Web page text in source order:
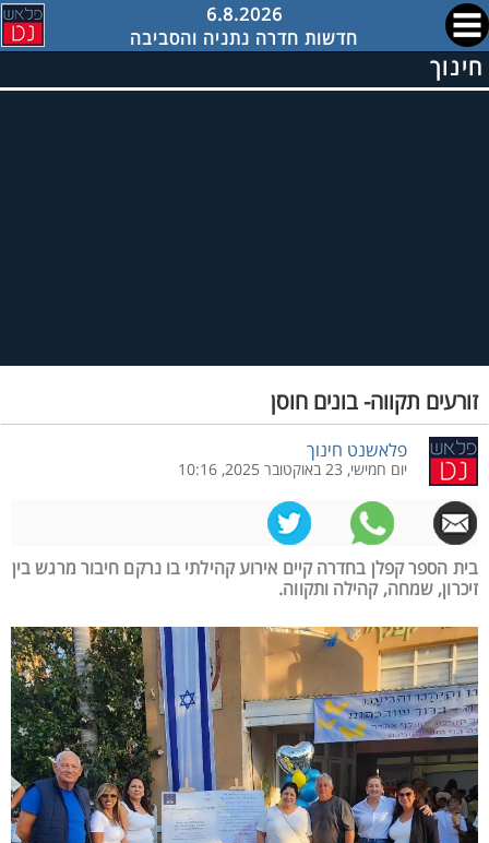
6.8.2026
חדשות חדרה נתניה והסביבה
חינוך
זורעים תקווה- בונים חוסן
פלאשנט חינוך
יום חמישי, 23 באוקטובר 2025, 10:16
בית הספר קפלן בחדרה קיים אירוע קהילתי בו נרקם חיבור מרגש בין
זיכרון, שמחה, קהילה ותקווה.